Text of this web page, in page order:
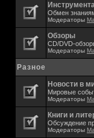
Обмен
Модераторы
Обзоры
CD/DVD-
Модераторы
Разное
Новости в
Мировые
Модераторы
Книги и
Обсуждение
Модераторы